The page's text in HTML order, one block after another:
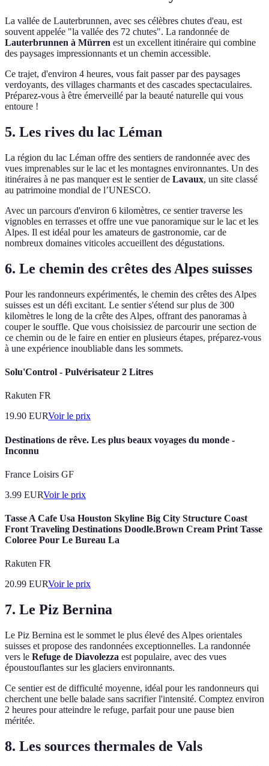
La vallée de Lauterbrunnen, avec ses célèbres chutes d'eau, est
souvent appelée "la vallée des 72 chutes". La randonnée de
Lauterbrunnen à Mürren est un excellent itinéraire qui combine
des paysages impressionnants et un chemin accessible.
Ce trajet, d'environ 4 heures, vous fait passer par des paysages
verdoyants, des villages charmants et des cascades spectaculaires.
Préparez-vous à être émerveillé par la beauté naturelle qui vous
entoure !
5. Les rives du lac Léman
La région du lac Léman offre des sentiers de randonnée avec des
vues imprenables sur le lac et les montagnes environnantes. Un des
itinéraires à ne pas manquer est le sentier de Lavaux, un site classé
au patrimoine mondial de l’UNESCO.
Avec un parcours d'environ 6 kilomètres, ce sentier traverse les
vignobles en terrasses et offre une vue panoramique sur le lac et les
Alpes. Il est idéal pour les amateurs de gastronomie, car de
nombreux domaines viticoles accueillent des dégustations.
6. Le chemin des crêtes des Alpes suisses
Pour les randonneurs expérimentés, le chemin des crêtes des Alpes
suisses est un défi excitant. Le sentier s'étend sur plus de 300
kilomètres le long de la crête des Alpes, offrant des panoramas à
couper le souffle. Que vous choisissiez de parcourir une section de
ce chemin ou de le faire en entier en plusieurs étapes, préparez-vous
à une expérience inoubliable dans les sommets.
Solu'Control - Pulvérisateur 2 Litres
Rakuten FR
19.90 EURVoir le prix
Destinations de rêve. Les plus beaux voyages du monde -
Inconnu
France Loisirs GF
3.99 EURVoir le prix
Tasse A Cafe Usa Houston Skyline Big City Structure Coast
Front Traveling Destinations Doodle.Brown Cream Print Tasse
Coloree Pour Le Bureau La
Rakuten FR
20.99 EURVoir le prix
7. Le Piz Bernina
Le Piz Bernina est le sommet le plus élevé des Alpes orientales
suisses et propose des randonnées exceptionnelles. La randonnée
vers le Refuge de Diavolezza est populaire, avec des vues
époustouflantes sur les glaciers environnants.
Ce sentier est de difficulté moyenne, idéal pour les randonneurs qui
cherchent une belle balade sans sacrifier l'intensité. Comptez environ
2 heures pour atteindre le refuge, parfait pour une pause bien
méritée.
8. Les sources thermales de Vals